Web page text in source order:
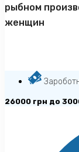
рыбном
женщин
26000 грн до